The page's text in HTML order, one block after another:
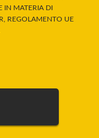
IN MATERIA DI
REGOLAMENTO UE